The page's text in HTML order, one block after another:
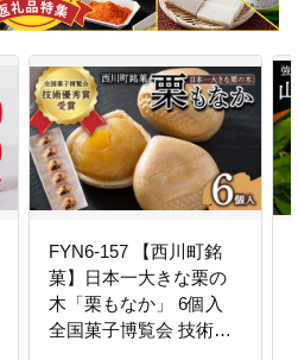
FYN6-157 【西川町銘
菓】日本一大きな栗の
木「栗もなか」 6個入
全国菓子博覧会 技術優